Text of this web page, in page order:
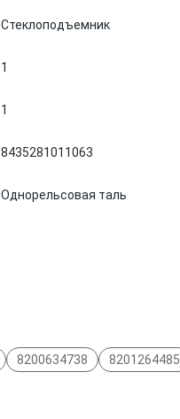
Стеклоподъемник
1
1
8435281011063
Однорельсовая таль
8200634738 8201264485